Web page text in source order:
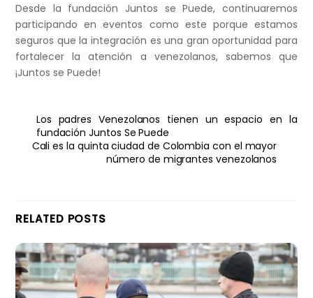
Desde la fundación Juntos se Puede, continuaremos
participando en eventos como este porque estamos
seguros que la integración es una gran oportunidad para
fortalecer la atención a venezolanos, sabemos que
¡Juntos se Puede!
Los padres Venezolanos tienen un espacio en la
fundación Juntos Se Puede
Cali es la quinta ciudad de Colombia con el mayor
número de migrantes venezolanos
RELATED POSTS